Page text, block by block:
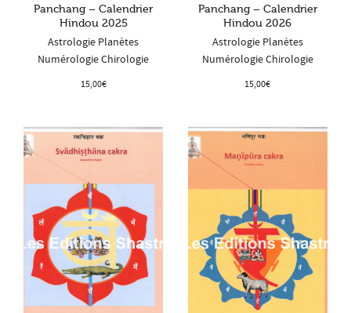
Panchang – Calendrier
Hindou 2025
Astrologie Planètes
Numérologie Chirologie
15,00€
Panchang – Calendrier
Hindou 2026
Astrologie Planètes
Numérologie Chirologie
15,00€